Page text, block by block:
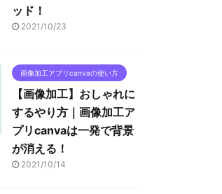
ッド！
2021/10/23
画像加工アプリcanvaの使い方
【画像加工】おしゃれに
するやり方｜画像加工ア
プリcanvaは一発で背景
が消える！
2021/10/14